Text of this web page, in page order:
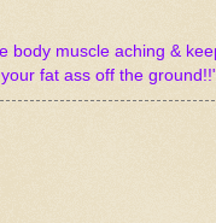
body muscle aching &
fat ass off the